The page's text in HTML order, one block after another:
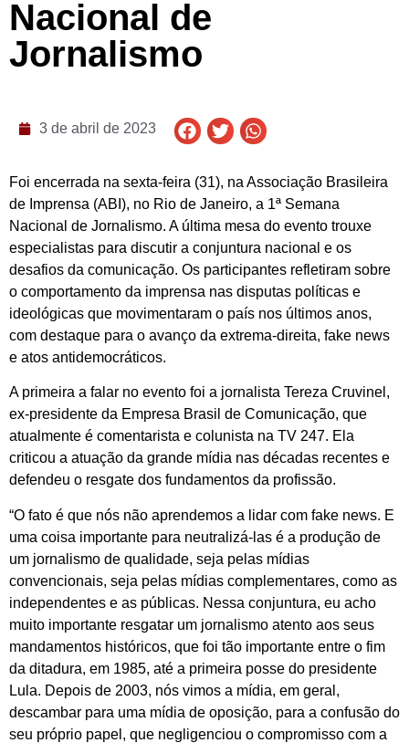
Nacional de
Jornalismo
3 de abril de 2023
Foi encerrada na sexta-feira (31), na Associação Brasileira
de Imprensa (ABI), no Rio de Janeiro, a 1ª Semana
Nacional de Jornalismo. A última mesa do evento trouxe
especialistas para discutir a conjuntura nacional e os
desafios da comunicação. Os participantes refletiram sobre
o comportamento da imprensa nas disputas políticas e
ideológicas que movimentaram o país nos últimos anos,
com destaque para o avanço da extrema-direita, fake news
e atos antidemocráticos.
A primeira a falar no evento foi a jornalista Tereza Cruvinel,
ex-presidente da Empresa Brasil de Comunicação, que
atualmente é comentarista e colunista na TV 247. Ela
criticou a atuação da grande mídia nas décadas recentes e
defendeu o resgate dos fundamentos da profissão.
“O fato é que nós não aprendemos a lidar com fake news. E
uma coisa importante para neutralizá-las é a produção de
um jornalismo de qualidade, seja pelas mídias
convencionais, seja pelas mídias complementares, como as
independentes e as públicas. Nessa conjuntura, eu acho
muito importante resgatar um jornalismo atento aos seus
mandamentos históricos, que foi tão importante entre o fim
da ditadura, em 1985, até a primeira posse do presidente
Lula. Depois de 2003, nós vimos a mídia, em geral,
descambar para uma mídia de oposição, para a confusão do
seu próprio papel, que negligenciou o compromisso com a